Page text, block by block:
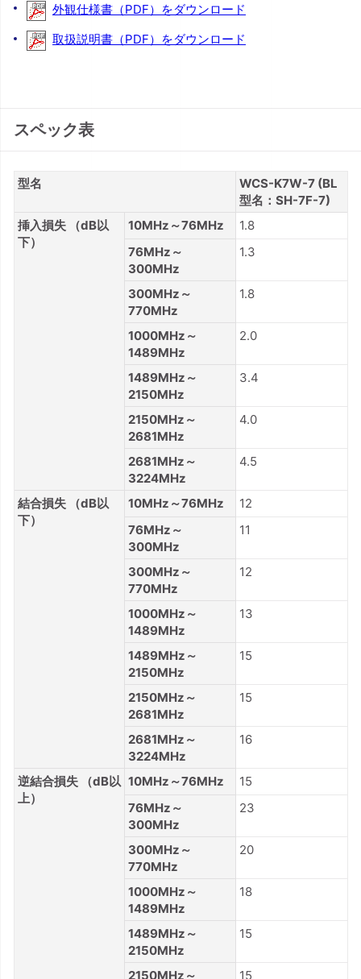
外観仕様書（PDF）をダウンロード
取扱説明書（PDF）をダウンロード
スペック表
型名
WCS-K7W-7 (BL
型名：SH-7F-7)
挿入損失 （dB以
下）
10MHz～76MHz
1.8
76MHz～
300MHz
1.3
300MHz～
770MHz
1.8
1000MHz～
1489MHz
2.0
1489MHz～
2150MHz
3.4
2150MHz～
2681MHz
4.0
2681MHz～
3224MHz
4.5
結合損失 （dB以
下）
10MHz～76MHz
12
76MHz～
300MHz
11
300MHz～
770MHz
12
1000MHz～
1489MHz
13
1489MHz～
2150MHz
15
2150MHz～
2681MHz
15
2681MHz～
3224MHz
16
逆結合損失 （dB以
上）
10MHz～76MHz
15
76MHz～
300MHz
23
300MHz～
770MHz
20
1000MHz～
1489MHz
18
1489MHz～
2150MHz
15
2150MHz～ 15